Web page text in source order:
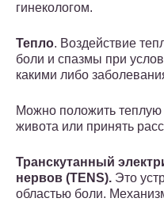
гинекологом.
Тепло. Воздействие
боли и спазмы при
какими либо
Можно положить теплую
живота или принять
Транскутанный
нервов (TENS). Это
областью боли.